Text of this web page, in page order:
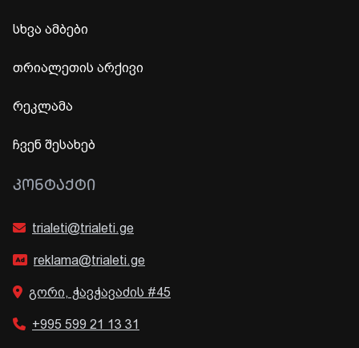
სხვა ამბები
თრიალეთის არქივი
რეკლამა
ჩვენ შესახებ
ᲙᲝᲜᲢᲐᲥᲢᲘ
trialeti@trialeti.ge
reklama@trialeti.ge
გორი, ჭავჭავაძის #45
+995 599 21 13 31